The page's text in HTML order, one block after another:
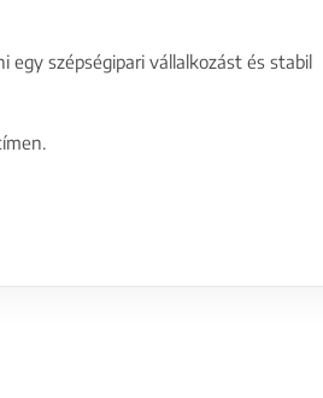
szépségipari vállalkozást és stabil